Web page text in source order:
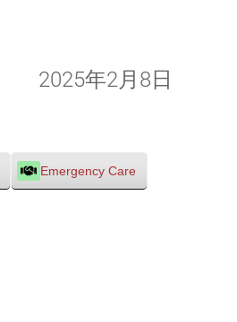
2025年2月8日
Emergency Care